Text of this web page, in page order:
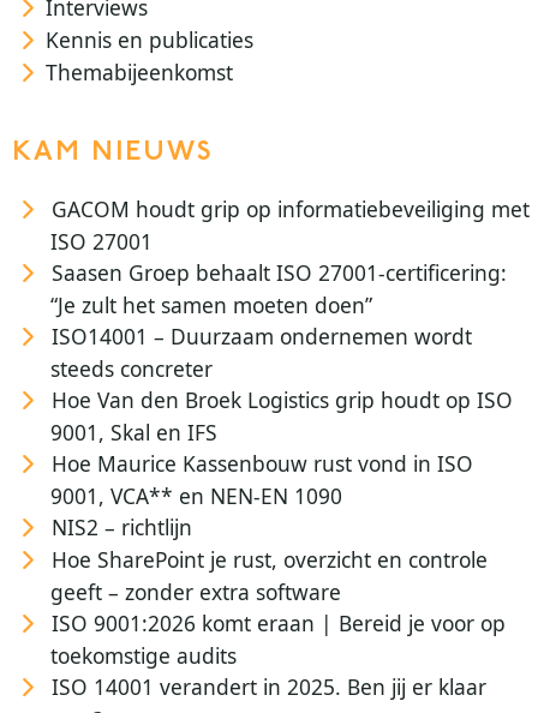
Interviews
Kennis en publicaties
Themabijeenkomst
KAM NIEUWS
GACOM houdt grip op informatiebeveiliging met
ISO 27001
Saasen Groep behaalt ISO 27001-certificering:
“Je zult het samen moeten doen”
ISO14001 – Duurzaam ondernemen wordt
steeds concreter
Hoe Van den Broek Logistics grip houdt op ISO
9001, Skal en IFS
Hoe Maurice Kassenbouw rust vond in ISO
9001, VCA** en NEN-EN 1090
NIS2 – richtlijn
Hoe SharePoint je rust, overzicht en controle
geeft – zonder extra software
ISO 9001:2026 komt eraan | Bereid je voor op
toekomstige audits
ISO 14001 verandert in 2025. Ben jij er klaar